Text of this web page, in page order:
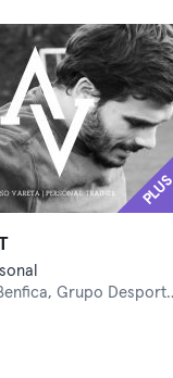
PLUS
Grupo Desportivo de Direito